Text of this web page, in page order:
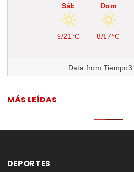
Sáb
9/21°C
Dom
8/17°C
Data from
MÁS LEÍDAS
DEPORTES